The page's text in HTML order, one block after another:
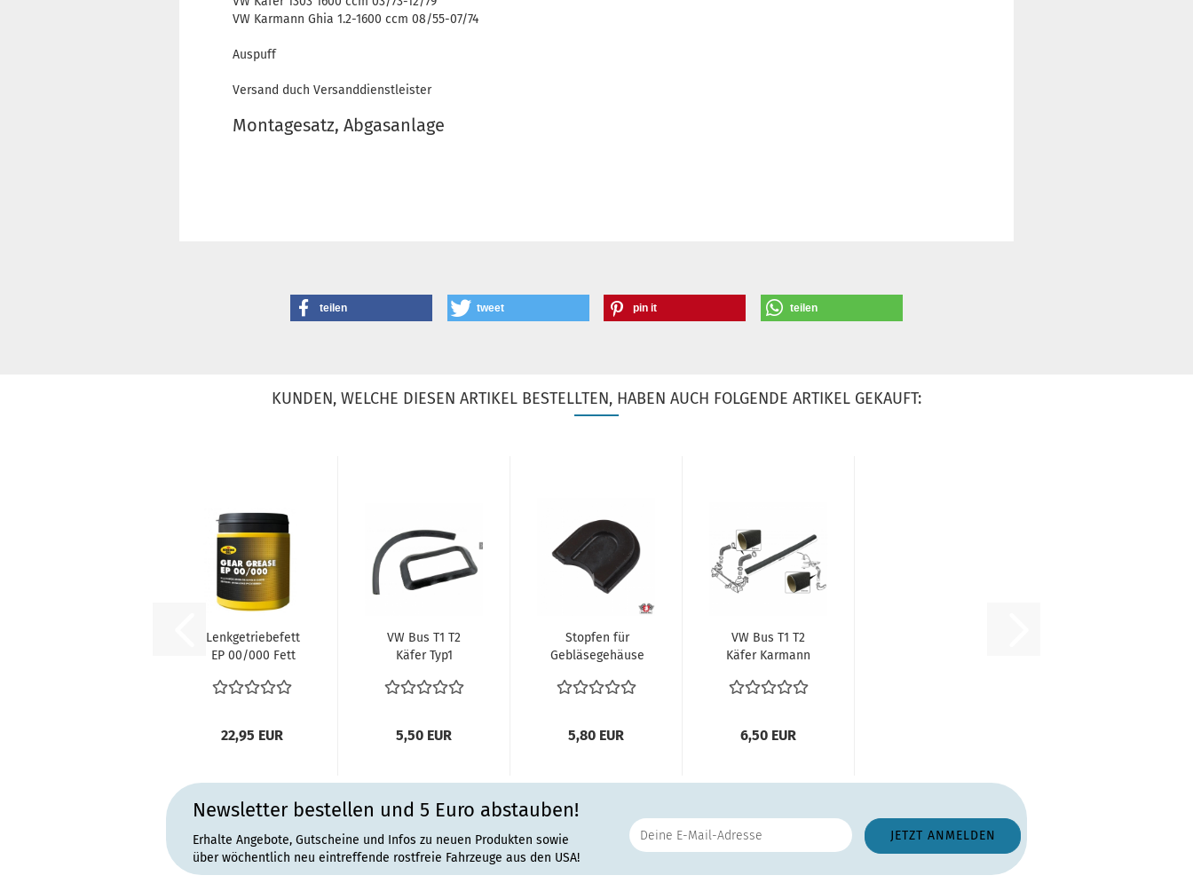
VW Karmann Ghia 1.2-1600 ccm 08/55-07/74
Auspuff
Versand duch Versanddienstleister
Montagesatz, Abgasanlage
teilen tweet pin it teilen
KUNDEN, WELCHE DIESEN ARTIKEL BESTELLTEN, HABEN AUCH FOLGENDE ARTIKEL GEKAUFT:
Lenkgetriebefett
EP 00/000 Fett
Lenkgetriebe...
22,95 EUR
VW Bus T1 T2
Käfer Typ1
Luftleitbleche
5,50 EUR
Stopfen für
Gebläsegehäuse
Typ1 Motor...
5,80 EUR
VW Bus T1 T2
Käfer Karmann
Heizschlauch
6,50 EUR
Newsletter bestellen und 5 Euro abstauben!
Erhalte Angebote, Gutscheine und Infos zu neuen Produkten sowie
über wöchentlich neu eintreffende rostfreie Fahrzeuge aus den USA!